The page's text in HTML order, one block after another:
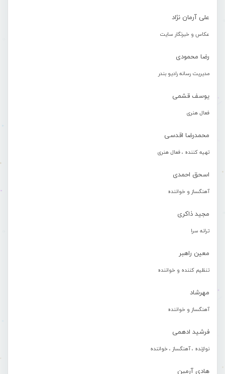
علی آرمان نژاد
عکاس و خبرنگار سایت
رضا محمودی
مدیریت رسانه رادیو بندر
یوسف قشمی
فعال هنری
محمدرضا اقدسی
تهیه کننده ، فعال هنری
اسحق احمدی
آهنگساز و خواننده
مجید ذاکری
ترانه سرا
معین راهبر
تنظیم کننده و خواننده
مهرشاد
آهنگساز و خواننده
فرشید ادهمی
نوازنده ، آهنگساز ، خواننده
هادی آرمین